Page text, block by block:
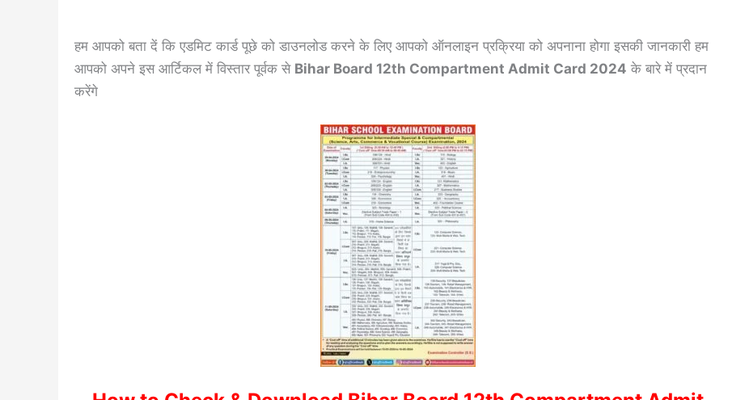
हम आपको बता दें कि एडमिट कार्ड पूछे को डाउनलोड करने के लिए आपको ऑनलाइन प्रक्रिया को अपनाना होगा इसकी जानकारी हम
आपको अपने इस आर्टिकल में विस्तार पूर्वक से Bihar Board 12th Compartment Admit Card 2024 के बारे में प्रदान
करेंगे